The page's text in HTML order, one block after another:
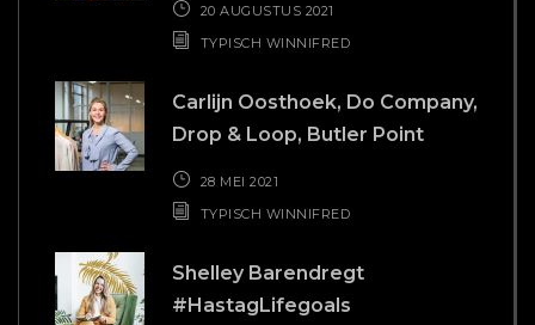
20 AUGUSTUS 2021
TYPISCH WINNIFRED
Carlijn Oosthoek, Do Company,
Drop & Loop, Butler Point
28 MEI 2021
TYPISCH WINNIFRED
Shelley Barendregt
#HastagLifegoals